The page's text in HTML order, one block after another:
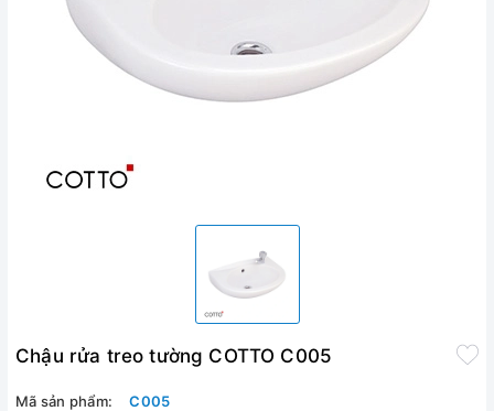
Chậu rửa treo tường COTTO C005
Mã sản phẩm:
C005